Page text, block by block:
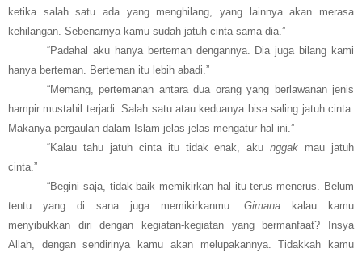
ketika salah satu ada yang menghilang, yang lainnya akan merasa
kehilangan. Sebenarnya kamu sudah jatuh cinta sama dia.”
“Padahal aku hanya berteman dengannya. Dia juga bilang kami
hanya berteman. Berteman itu lebih abadi.”
“Memang, pertemanan antara dua orang yang berlawanan jenis
hampir mustahil terjadi. Salah satu atau keduanya bisa saling jatuh cinta.
Makanya pergaulan dalam Islam jelas-jelas mengatur hal ini.”
“Kalau tahu jatuh cinta itu tidak enak, akunggak mau jatuh
cinta.”
“Begini saja, tidak baik memikirkan hal itu terus-menerus. Belum
tentu yang di sana juga memikirkanmu. Gimana kalau kamu
menyibukkan diri dengan kegiatan-kegiatan yang bermanfaat? Insya
Allah, dengan sendirinya kamu akan melupakannya. Tidakkah kamu